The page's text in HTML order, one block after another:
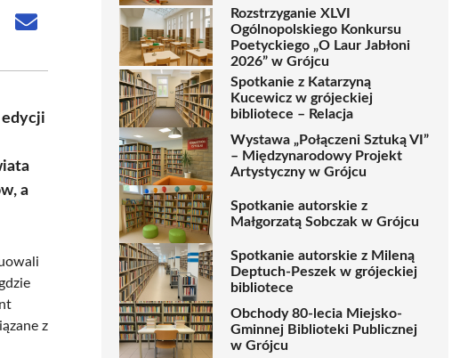
Share
edycji
a
z
Rozstrzyganie XLVI
Ogólnopolskiego Konkursu
Poetyckiego „O Laur Jabłoni
2026” w Grójcu
Spotkanie z Katarzyną
Kucewicz w grójeckiej
bibliotece – Relacja
Wystawa „Połączeni Sztuką VI”
– Międzynarodowy Projekt
Artystyczny w Grójcu
Spotkanie autorskie z
Małgorzatą Sobczak w Grójcu
Spotkanie autorskie z Mileną
Deptuch-Peszek w grójeckiej
bibliotece
Obchody 80-lecia Miejsko-
Gminnej Biblioteki Publicznej
w Grójcu